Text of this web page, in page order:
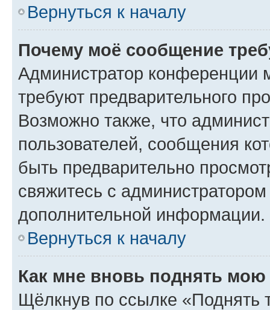
Вернуться к началу
Почему моё сообщение
Администратор конференции
требуют предварительного
Возможно также, что
пользователей, сообщения
быть предварительно
свяжитесь с
дополнительной информации.
Вернуться к началу
Как мне вновь поднять мою
Щёлкнув по ссылке «Поднять